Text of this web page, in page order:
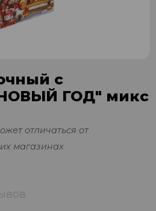
с
ГОД" микс
отличаться от
магазинах